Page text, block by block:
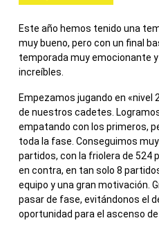
Este año hemos tenido una
muy bueno, pero con un final
temporada muy emocionante
increíbles.
Empezamos jugando en «nivel
de nuestros cadetes.
empatando con los primeros,
toda la fase. Conseguimos
partidos, con la friolera de 524
en contra, en tan solo 8
equipo y una gran motivación.
pasar de fase, evitándonos el
oportunidad para el ascenso de